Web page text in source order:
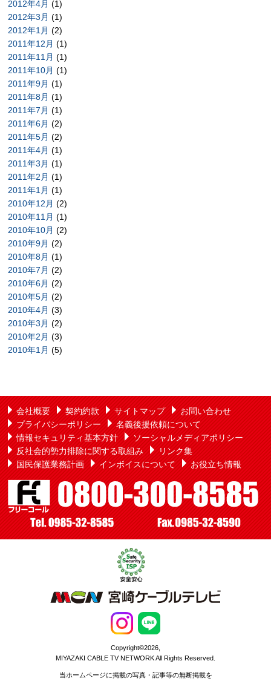
2012年4月 (1)
2012年3月 (1)
2012年1月 (2)
2011年12月 (1)
2011年11月 (1)
2011年10月 (1)
2011年9月 (1)
2011年8月 (1)
2011年7月 (1)
2011年6月 (2)
2011年5月 (2)
2011年4月 (1)
2011年3月 (1)
2011年2月 (1)
2011年1月 (1)
2010年12月 (2)
2010年11月 (1)
2010年10月 (2)
2010年9月 (2)
2010年8月 (1)
2010年7月 (2)
2010年6月 (2)
2010年5月 (2)
2010年4月 (3)
2010年3月 (2)
2010年2月 (3)
2010年1月 (5)
会社概要 契約約款 サイトマップ
お問い合わせ
プライバシーポリシー
名義後援依頼について
情報セキュリティ基本方針
ソーシャルメディアポリシー
反社会的勢力排除に関する取組み
リンク集
国民保護業務計画
インボイスについて お役立ち情報
Copyright©2026,
MIYAZAKI CABLE TV NETWORK All Rights Reserved.
当ホームページに掲載の写真・記事等の無断掲載を